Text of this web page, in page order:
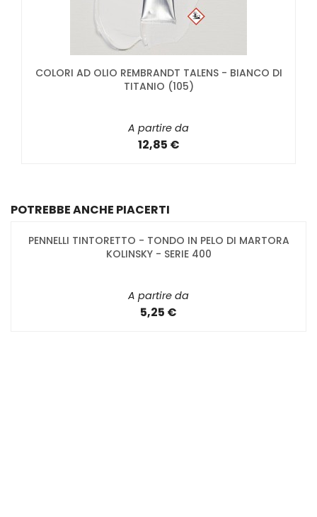
COLORI AD OLIO REMBRANDT TALENS - BIANCO DI
TITANIO (105)
A partire da
12,85 €
POTREBBE ANCHE PIACERTI